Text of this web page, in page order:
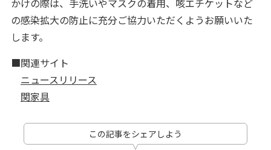
かけの際は、手洗いやマスクの着用、咳エチケットなど
の感染拡大の防止に充分ご協力いただくようお願いいた
します。
■関連サイト
ニュースリリース
関家具
この記事をシェアしよう